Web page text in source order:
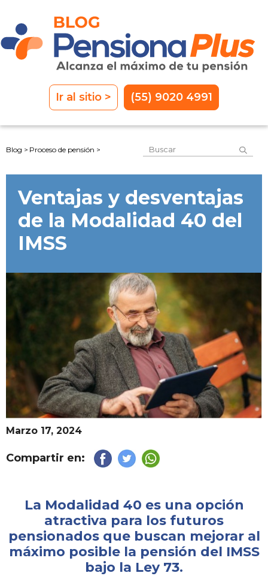
Ir al sitio > (55) 9020 4991
Blog > Proceso de pensión > Este es un campo
Ventajas y desventajas
de la Modalidad 40 del
IMSS
Marzo 17, 2024
Compartir en:
La Modalidad 40 es una opción
atractiva para los futuros
pensionados que buscan mejorar al
máximo posible la pensión del IMSS
bajo la Ley 73.